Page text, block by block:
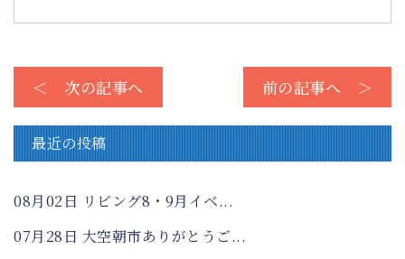
＜ 次の記事へ 前の記事へ ＞
最近の投稿
08月02日 リビング8・9月イベ...
07月28日 大空朝市ありがとうご...